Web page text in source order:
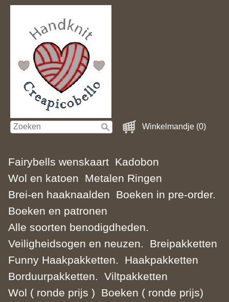
Winkelmandje (0)
Fairybells wenskaart Kadobon
Wol en katoen
Metalen Ringen
Brei-en haaknaalden
Boeken in pre-order.
Boeken en patronen
Alle soorten benodigdheden.
Veiligheidsogen en neuzen.
Breipakketten
Funny Haakpakketten.
Haakpakketten
Borduurpakketten.
Viltpakketten
Wol ( ronde prijs )
Boeken ( ronde prijs)